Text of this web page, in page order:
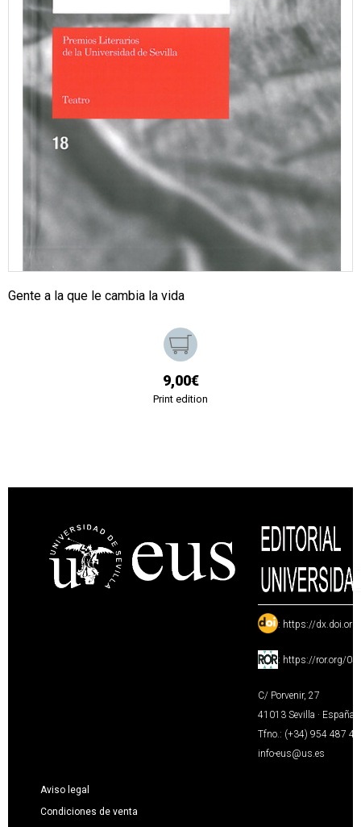
Gente a la que le cambia la vida
9,00€
Print edition
: https://
: https://ror.org/
C/ Porvenir, 27
41013 Sevilla · España
Tfno.: (+34) 954 487
info-eus@us.es
Aviso legal
Condiciones de venta